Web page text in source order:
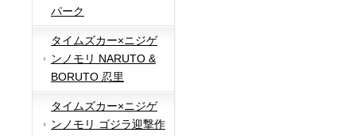
パーク
タイムズカー×ニジゲ
ンノモリ NARUTO &
BORUTO 忍里
タイムズカー×ニジゲ
ンノモリ ゴジラ迎撃作